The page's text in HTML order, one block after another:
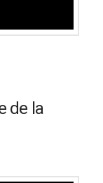
de la